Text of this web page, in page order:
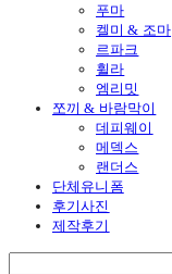
푸마
켈미 & 조마
르파크
휠라
엠리밋
쪼끼 & 바람막이
데피웨이
메덱스
랜더스
단체유니폼
후기사진
제작후기